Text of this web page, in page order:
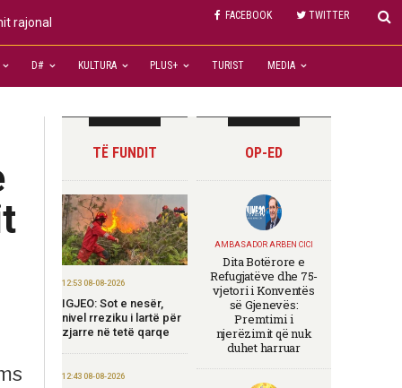
FACEBOOK TWITTER
rajonal
D# KULTURA PLUS+ TURIST MEDIA
TË FUNDIT
12:53 08-08-2026
IGJEO: Sot e nesër,
nivel rreziku i lartë për
zjarre në tetë qarqe
12:43 08-08-2026
OP-ED
AMBASADOR ARBEN CICI
Dita Botërore e
Refugjatëve dhe 75-
vjetori i Konventës
së Gjenevës:
Premtimi i
njerëzimit që nuk
duhet harruar